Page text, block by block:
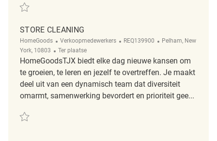
Redden Store Cleaning Associate REQ139996
STORE CLEANING
HomeGoods Categorie
Verkoopmedewerkers ReqId
REQ139900 Plaats
Pelham, New
York, 10803
Afgelegen
Ter plaatse
HomeGoodsTJX biedt elke dag nieuwe kansen om
te groeien, te leren en jezelf te overtreffen. Je maakt
deel uit van een dynamisch team dat diversiteit
omarmt, samenwerking bevordert en prioriteit gee...
Redden Store cleaning REQ139900